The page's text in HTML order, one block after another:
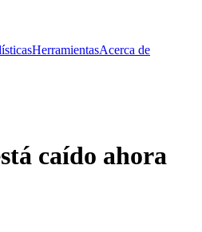
HerramientasAcerca de
caído ahora